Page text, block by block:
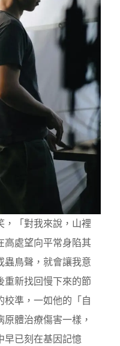
，「對我來說，山裡
高處望向平常身陷其
蟲鳥聲，就會讓我意
重新找回慢下來的節
校準，一如他的「自
體治療傷害一樣，
早已刻在基因記憶